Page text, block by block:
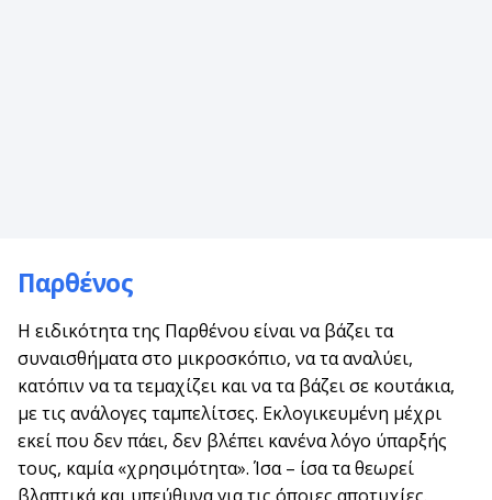
Παρθένος
Η ειδικότητα της Παρθένου είναι να βάζει τα
συναισθήματα στο μικροσκόπιο, να τα αναλύει,
κατόπιν να τα τεμαχίζει και να τα βάζει σε κουτάκια,
με τις ανάλογες ταμπελίτσες. Εκλογικευμένη μέχρι
εκεί που δεν πάει, δεν βλέπει κανένα λόγο ύπαρξής
τους, καμία «χρησιμότητα». Ίσα – ίσα τα θεωρεί